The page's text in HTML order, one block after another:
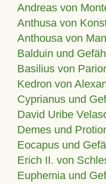
Andreas von
Anthusa von
Anthousa von
Balduin und
Basilius von
Kedron von
Cyprianus und
David Uribe
Demes und
Eocapus und
Erich II. von
Euphemia und